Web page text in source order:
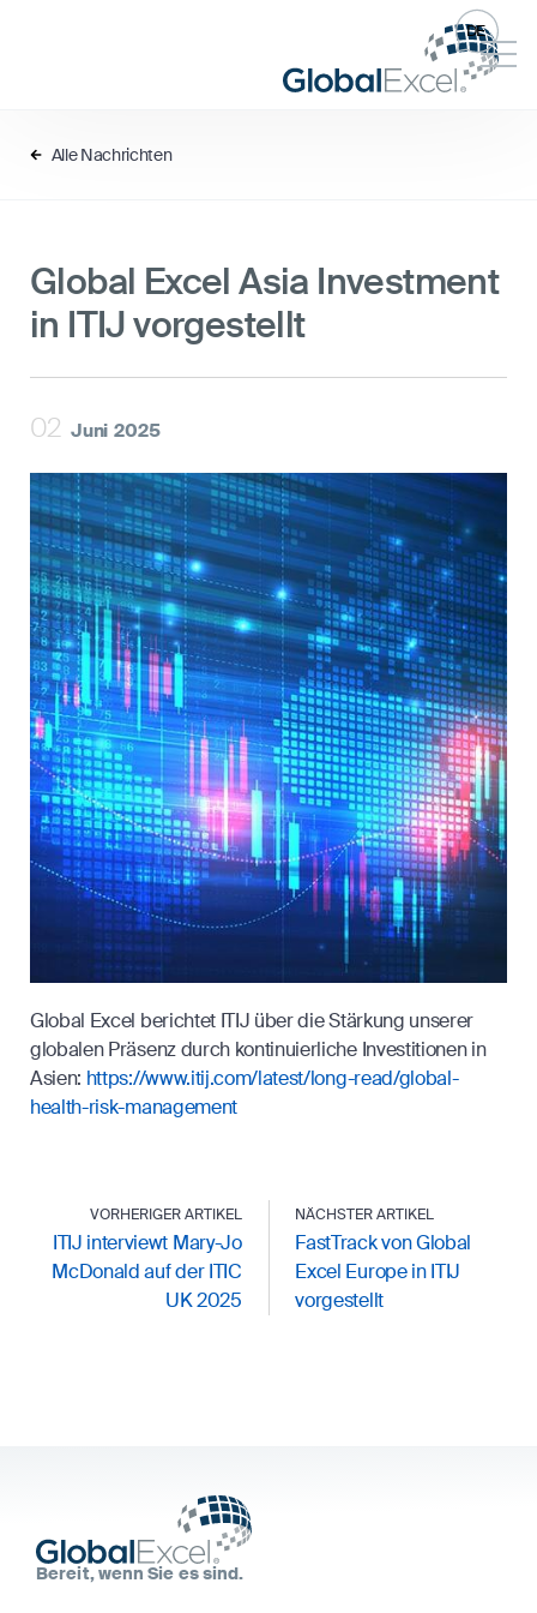
DE
Alle Nachrichten
Global Excel Asia Investment
in ITIJ vorgestellt
02 Juni 2025
Global Excel berichtet ITIJ über die Stärkung unserer
globalen Präsenz durch kontinuierliche Investitionen in
Asien: https://www.itij.com/latest/long-read/global-
health-risk-management
VORHERIGER ARTIKEL
ITIJ interviewt Mary-Jo
McDonald auf der ITIC
UK 2025
NÄCHSTER ARTIKEL
FastTrack von Global
Excel Europe in ITIJ
vorgestellt
Bereit, wenn Sie es sind.